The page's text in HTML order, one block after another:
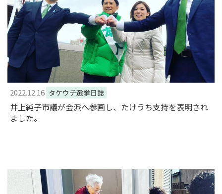
2022.12.16 タケウチ選挙日誌
井上純子市議が会派へ参画し、たけうち支持を表明され
ました。